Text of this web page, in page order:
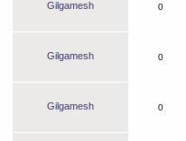
Gilgamesh 0
Gilgamesh 0
Gilgamesh 0